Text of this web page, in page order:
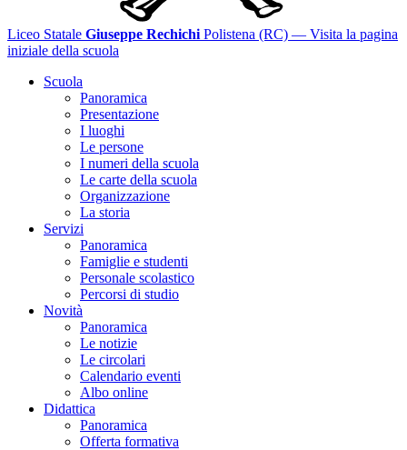
Liceo Statale Giuseppe Rechichi Polistena (RC) — Visita la pagina
iniziale della scuola
Scuola
Panoramica
Presentazione
I luoghi
Le persone
I numeri della scuola
Le carte della scuola
Organizzazione
La storia
Servizi
Panoramica
Famiglie e studenti
Personale scolastico
Percorsi di studio
Novità
Panoramica
Le notizie
Le circolari
Calendario eventi
Albo online
Didattica
Panoramica
Offerta formativa